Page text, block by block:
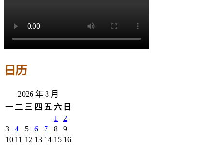
日历
2026 年 8 月
一 二 三 四 五 六 日
1
2
3
4 5 6 7 8
9
10 11 12 13 14 15 16